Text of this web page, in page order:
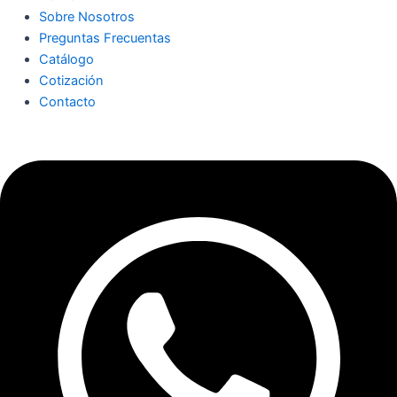
Sobre Nosotros
Preguntas Frecuentas
Catálogo
Cotización
Contacto